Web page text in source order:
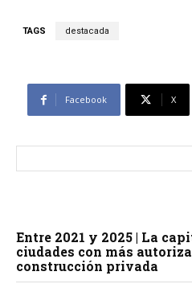
TAGS destacada
Facebook X
Entre 2021 y 2025 | La
ciudades con más
construcción privada